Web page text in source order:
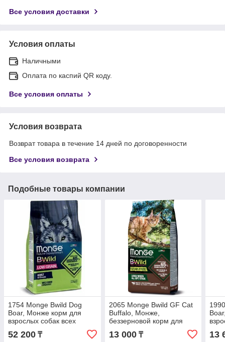
Все условия доставки
Условия оплаты
Наличными
Оплата по каспий QR коду.
Все условия оплаты
Условия возврата
Возврат товара в течение 14 дней по договоренности
Все условия возврата
Подобные товары компании
1754 Monge Bwild Dog
Boar, Монже корм для
взрослых собак всех
пород с мясом кабана,
низкозерновой, уп.12кг.
52 200 ₸
2065 Monge Bwild GF Cat
Buffalo, Монже,
беззерновой корм для
взрослых кошек с мясом
буйвола, уп. 1,5кг.
13 000₸ 13